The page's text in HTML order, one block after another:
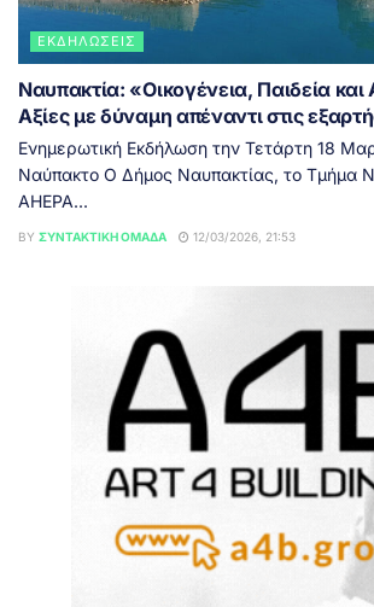
ΕΚΔΗΛΏΣΕΙΣ
Ναυπακτία: «Οικογένεια, Παιδεία και
Αξίες με δύναμη απέναντι στις
Ενημερωτική Εκδήλωση την Τετάρτη 18
Ναύπακτο Ο Δήμος Ναυπακτίας, το Τμήμα
AHEPA...
BY ΣΥΝΤΑΚΤΙΚΉ ΟΜΆΔΑ 12/03/2026, 21:53